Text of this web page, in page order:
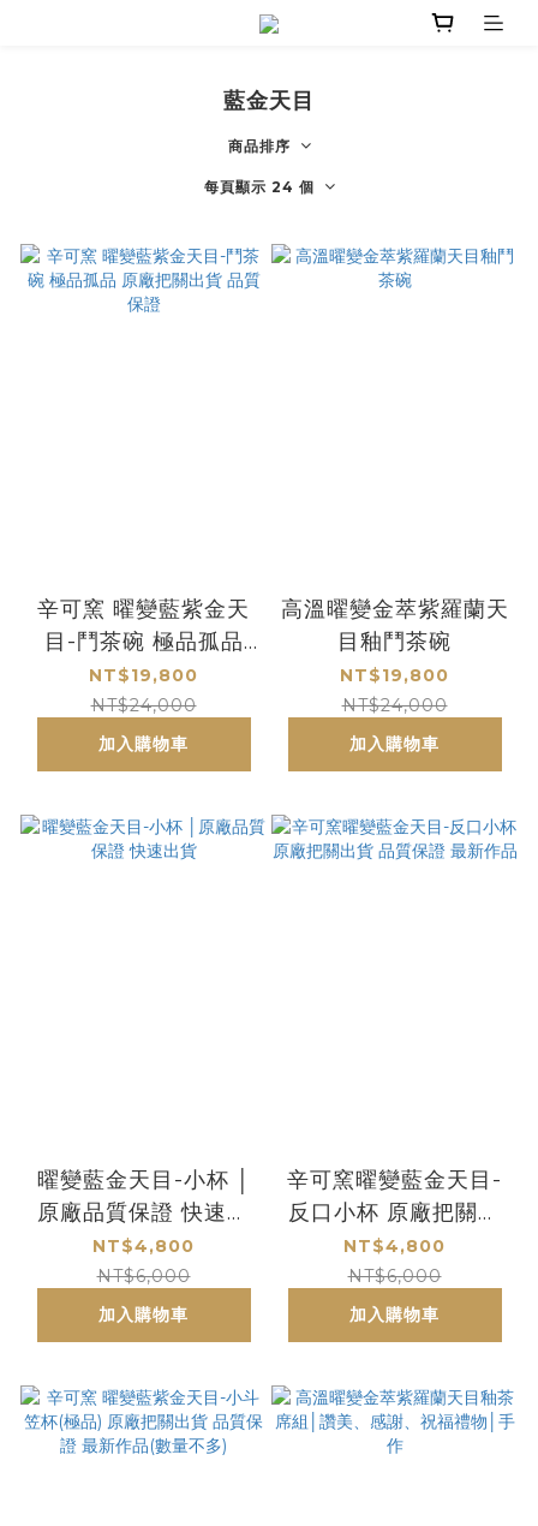
藍金天目
商品排序
每頁顯示 24 個
辛可窯 曜變藍紫金天
目-鬥茶碗 極品孤品
原廠把關出貨 品質保
證
NT$19,800
NT$24,000
加入購物車
高溫曜變金萃紫羅蘭天
目釉鬥茶碗
NT$19,800
NT$24,000
加入購物車
曜變藍金天目-小杯 │
原廠品質保證 快速出
貨
NT$4,800
NT$6,000
加入購物車
辛可窯曜變藍金天目-
反口小杯 原廠把關出
貨 品質保證 最新作品
NT$4,800
NT$6,000
加入購物車